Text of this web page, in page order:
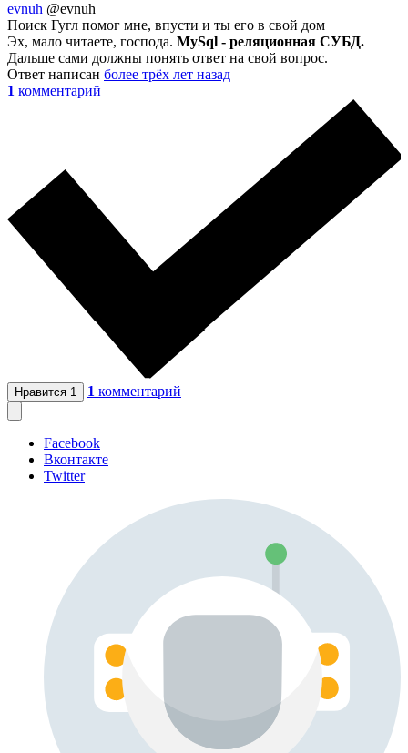
evnuh @evnuh
Поиск Гугл помог мне, впусти и ты его в свой дом
Эх, мало читаете, господа. MySql - реляционная СУБД.
Дальше сами должны понять ответ на свой вопрос.
Ответ написан более трёх лет назад
1 комментарий
Нравится 1 1 комментарий
Facebook
Вконтакте
Twitter